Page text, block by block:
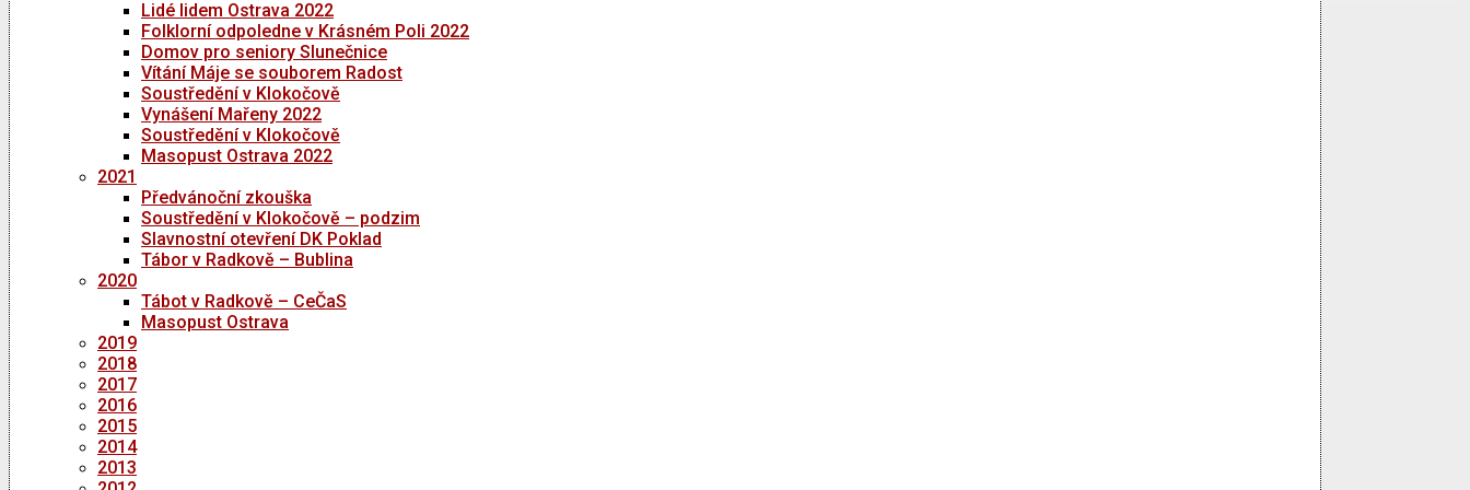
Lidé lidem Ostrava 2022
Folklorní odpoledne v Krásném Poli 2022
Domov pro seniory Slunečnice
Vítání Máje se souborem Radost
Soustředění v Klokočově
Vynášení Mařeny 2022
Soustředění v Klokočově
Masopust Ostrava 2022
2021
Předvánoční zkouška
Soustředění v Klokočově – podzim
Slavnostní otevření DK Poklad
Tábor v Radkově – Bublina
2020
Tábot v Radkově – CeČaS
Masopust Ostrava
2019
2018
2017
2016
2015
2014
2013